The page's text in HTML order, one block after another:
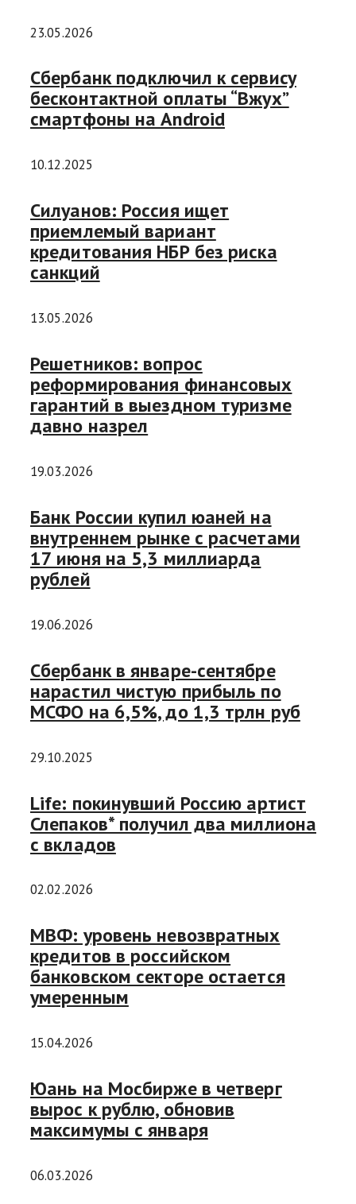
23.05.2026
Сбербанк подключил к сервису
бесконтактной оплаты “Вжух”
смартфоны на Android
10.12.2025
Силуанов: Россия ищет
приемлемый вариант
кредитования НБР без риска
санкций
13.05.2026
Решетников: вопрос
реформирования финансовых
гарантий в выездном туризме
давно назрел
19.03.2026
Банк России купил юаней на
внутреннем рынке с расчетами
17 июня на 5,3 миллиарда
рублей
19.06.2026
Сбербанк в январе-сентябре
нарастил чистую прибыль по
МСФО на 6,5%, до 1,3 трлн руб
29.10.2025
Life: покинувший Россию артист
Слепаков* получил два миллиона
с вкладов
02.02.2026
МВФ: уровень невозвратных
кредитов в российском
банковском секторе остается
умеренным
15.04.2026
Юань на Мосбирже в четверг
вырос к рублю, обновив
максимумы с января
06.03.2026